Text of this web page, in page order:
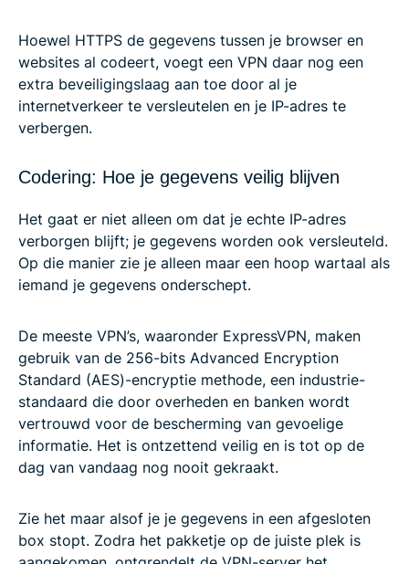
Hoewel HTTPS de gegevens tussen je browser en
websites al codeert, voegt een VPN daar nog een
extra beveiligingslaag aan toe door al je
internetverkeer te versleutelen en je IP-adres te
verbergen.
Codering: Hoe je gegevens veilig blijven
Het gaat er niet alleen om dat je echte IP-adres
verborgen blijft; je gegevens worden ook versleuteld.
Op die manier zie je alleen maar een hoop wartaal als
iemand je gegevens onderschept.
De meeste VPN’s, waaronder ExpressVPN, maken
gebruik van de 256-bits Advanced Encryption
Standard (AES)-encryptie methode, een industrie-
standaard die door overheden en banken wordt
vertrouwd voor de bescherming van gevoelige
informatie. Het is ontzettend veilig en is tot op de
dag van vandaag nog nooit gekraakt.
Zie het maar alsof je je gegevens in een afgesloten
box stopt. Zodra het pakketje op de juiste plek is